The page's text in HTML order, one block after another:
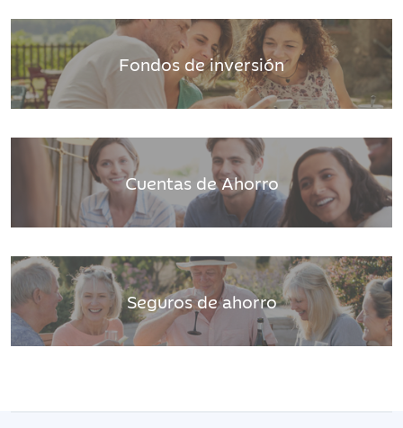
Fondos de inversión
Cuentas de Ahorro
Seguros de ahorro